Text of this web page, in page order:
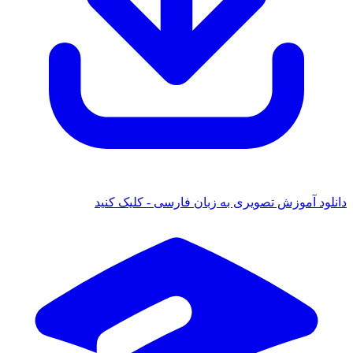
آموزش تصویری به زبان فارسی - کلیک کنید